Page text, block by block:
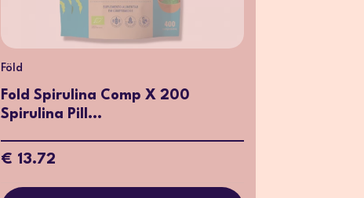
Föld
Fold Spirulina Comp X 200
Spirulina Pill...
€ 13.72